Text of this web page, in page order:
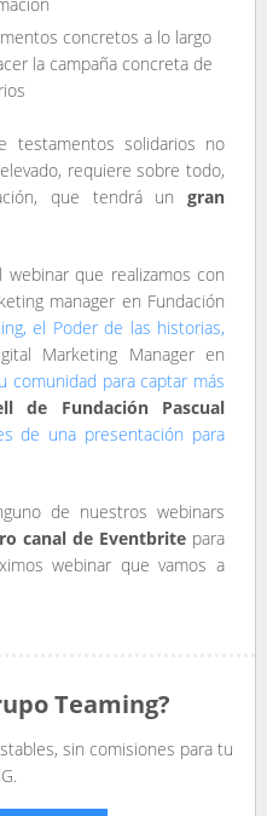
concretos a lo largo
la campaña concreta de
testamentos solidarios no
requiere sobre todo,
que tendrá un gran
que realizamos con
manager en Fundación
el Poder de las historias,
Marketing Manager en
comunidad para captar más
de Fundación Pascual
de una presentación para
de nuestros webinars
canal de Eventbrite para
webinar que vamos a
Teaming?
sin comisiones para tu